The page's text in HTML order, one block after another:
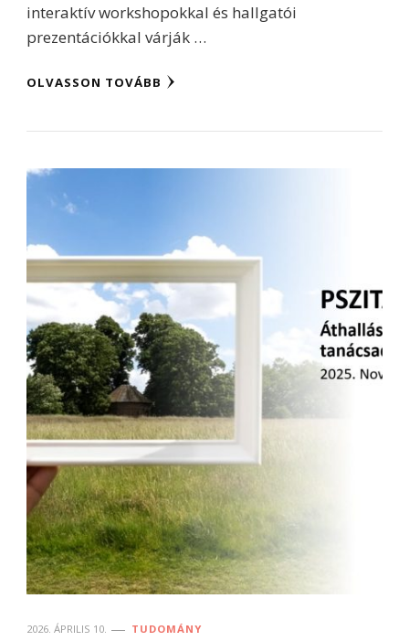
interaktív workshopokkal és hallgatói
prezentációkkal várják …
OLVASSON TOVÁBB
2026. ÁPRILIS 10. TUDOMÁNY